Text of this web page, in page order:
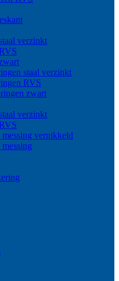
verzinkt
staal verzinkt
RVS
zwart
verzinkt
vernikkeld